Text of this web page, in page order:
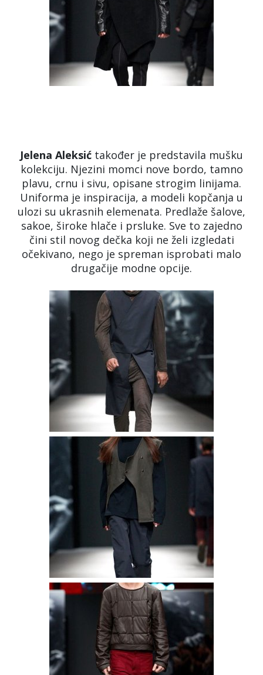
Jelena Aleksić također je predstavila mušku
kolekciju. Njezini momci nove bordo, tamno
plavu, crnu i sivu, opisane strogim linijama.
Uniforma je inspiracija, a modeli kopčanja u
ulozi su ukrasnih elemenata. Predlaže šalove,
sakoe, široke hlače i prsluke. Sve to zajedno
čini stil novog dečka koji ne želi izgledati
očekivano, nego je spreman isprobati malo
drugačije modne opcije.